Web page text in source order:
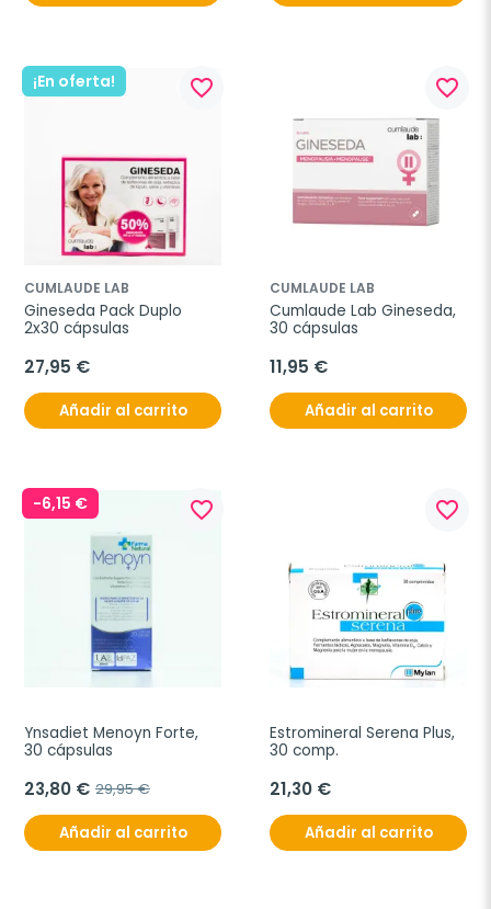
¡En oferta! favorite_border
CUMLAUDE LAB
Gineseda Pack Duplo
2x30 cápsulas
27,95 €
Añadir al carrito
favorite_border
CUMLAUDE LAB
Cumlaude Lab Gineseda,
30 cápsulas
11,95 €
Añadir al carrito
-6,15 € favorite_border
Ynsadiet Menoyn Forte,
30 cápsulas
23,80 € 29,95 €
Añadir al carrito
favorite_border
Estromineral Serena Plus,
30 comp.
21,30 €
Añadir al carrito